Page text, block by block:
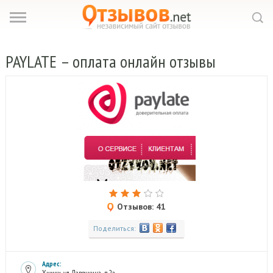
PAYLATE – оплата онлайн отзывы
Отзывов: 41
Поделиться:
Адрес: